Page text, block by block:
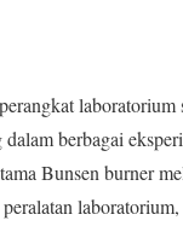
laboratorium
berbagai
Bunsen burner